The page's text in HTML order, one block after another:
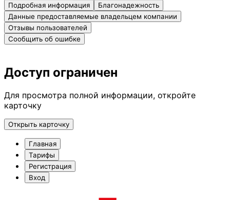
Подробная информация
Благонадежность
Данные предоставляемые владельцем компании
Отзывы пользователей
Сообщить об ошибке
Доступ ограничен
Для просмотра полной информации, откройте
карточку
Открыть карточку
Главная
Тарифы
Регистрация
Вход